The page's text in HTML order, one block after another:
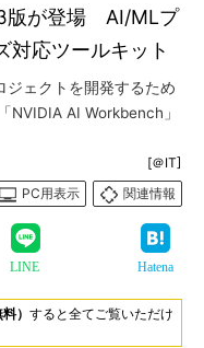
β版が登場 AI/MLプ
対応ツールキット
ジェクトを開発するため
NVIDIA AI Workbench」
[＠IT]
PC用表示
関連情報
LINE Hatena
） すると全てご覧いただけ